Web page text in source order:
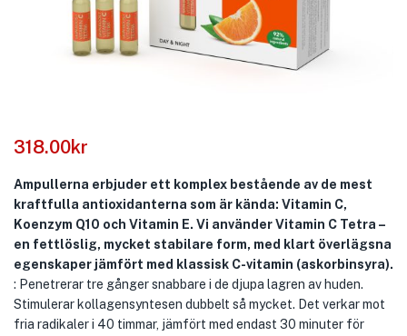
318.00kr
Ampullerna erbjuder ett komplex bestående av de mest
kraftfulla antioxidanterna som är kända: Vitamin C,
Koenzym Q10 och Vitamin E. Vi använder Vitamin C Tetra –
en fettlöslig, mycket stabilare form, med klart överlägsna
egenskaper jämfört med klassisk C-vitamin (askorbinsyra).
: Penetrerar tre gånger snabbare i de djupa lagren av huden.
Stimulerar kollagensyntesen dubbelt så mycket. Det verkar mot
fria radikaler i 40 timmar, jämfört med endast 30 minuter för